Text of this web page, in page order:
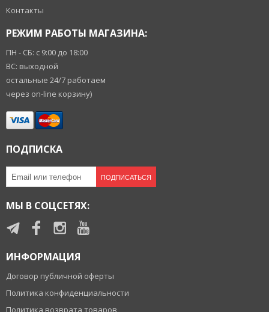
Контакты
РЕЖИМ РАБОТЫ МАГАЗИНА:
ПН - СБ: с 9:00 до 18:00
ВС: выходной
остальные 24/7 работаем
через on-line корзину)
ПОДПИСКА
ПОДПИСАТЬСЯ
МЫ В СОЦСЕТЯХ:
ИНФОРМАЦИЯ
Договор публичной оферты
Политика конфиденциальности